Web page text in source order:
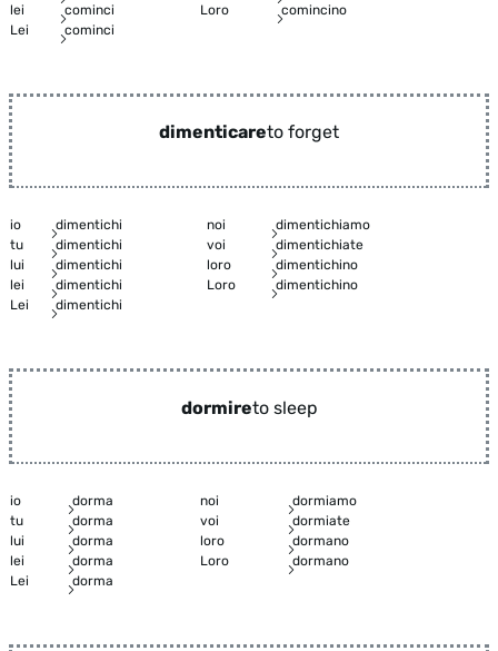
lei
cominci Loro
comincino
Lei
cominci
dimenticareto forget
io dimentichi noi
dimentichiamo
tu
dimentichi voi
dimentichiate
lui
dimentichi loro
dimentichino
lei
dimentichi Loro
dimentichino
Lei
dimentichi
dormireto sleep
io dorma noi
dormiamo
tu
dorma voi
dormiate
lui
dorma loro
dormano
lei
dorma Loro
dormano
Lei
dorma